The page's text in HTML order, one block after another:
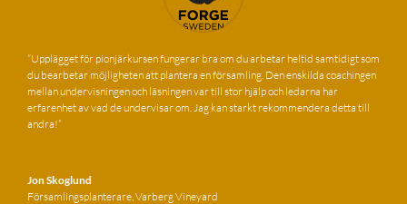
”Upplägget för pionjärkursen fungerar bra om du arbetar heltid samtidigt som
du bearbetar möjligheten att plantera en församling. Den enskilda coachingen
mellan undervisningen och läsningen var till stor hjälp och ledarna har
erfarenhet av vad de undervisar om. Jag kan starkt rekommendera detta till
andra!”
Jon Skoglund
Församlingsplanterare, Varberg Vineyard